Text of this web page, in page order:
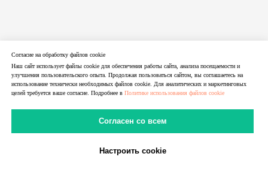
капчи | LTE.Center
Согласие на обработку файлов cookie
Наш сайт использует файлы cookie для обеспечения работы сайта, анализа посещаемости и
улучшения пользовательского опыта. Продолжая пользоваться сайтом, вы соглашаетесь на
использование технически необходимых файлов cookie. Для аналитических и маркетинговых
целей требуется ваше согласие. Подробнее в Политике использования файлов cookie
Согласен со всем
Настроить cookie